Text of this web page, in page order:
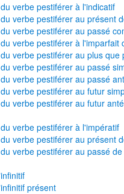
verbe pestiférer à l'indicatif
verbe pestiférer au présent
verbe pestiférer au passé
verbe pestiférer à l'imparfait
verbe pestiférer au plus que
verbe pestiférer au passé
verbe pestiférer au passé
verbe pestiférer au futur
verbe pestiférer au futur
verbe pestiférer à l'impératif
verbe pestiférer au présent
verbe pestiférer au passé
présent